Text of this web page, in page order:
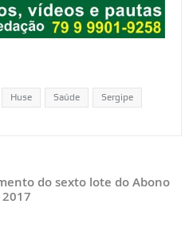
Huse Saúde Sergipe
do sexto lote do Abono